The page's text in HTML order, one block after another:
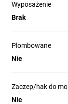
Montaż
Wyposażenie
Brak
Plombowane
Nie
Zaczep/hak do
Nie